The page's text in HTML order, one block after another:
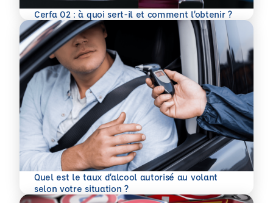
Cerfa 02 : à quoi sert-il et comment l’obtenir ?
En savoir plus
Quel est le taux d’alcool autorisé au volant
selon votre situation ?
En savoir plus